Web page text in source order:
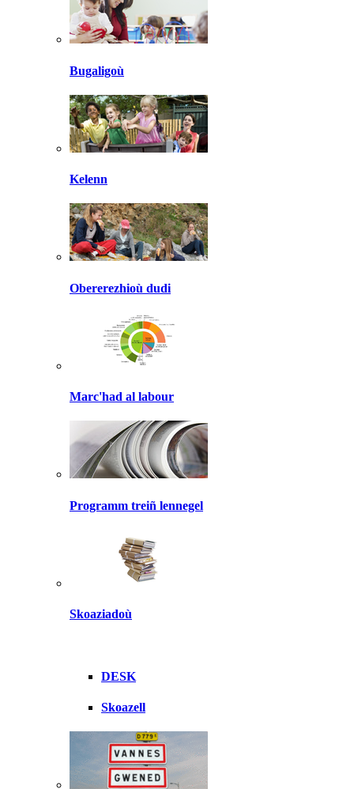
Bugaligoù
Kelenn
Obererezhioù dudi
Marc'had al labour
Programm treiñ lennegel
Skoaziadoù
DESK
Skoazell